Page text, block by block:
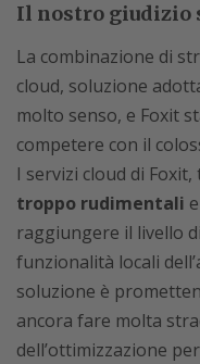
Il nostro giudizio
La combinazione di
cloud, soluzione
molto senso, e Foxit
competere con il
I servizi cloud di
troppo rudimentali
raggiungere il livello
funzionalità locali
soluzione è
ancora fare molta
dell’ottimizzazione